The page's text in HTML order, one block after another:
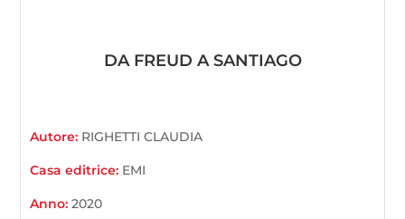
DA FREUD A SANTIAGO
Autore: RIGHETTI CLAUDIA
Casa editrice: EMI
Anno:2020